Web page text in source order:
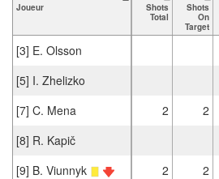
Joueur
Shots
Total
Shots
On
Target
[3] E. Olsson
[5] I. Zhelizko
[7] C. Mena
2 2
[8] R. Kapič
[9] B. Viunnyk
2 2